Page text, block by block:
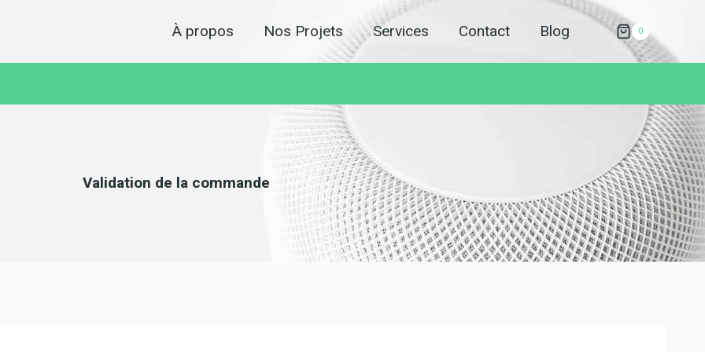
À propos Nos Projets Services Contact Blog 0
Validation de la commande